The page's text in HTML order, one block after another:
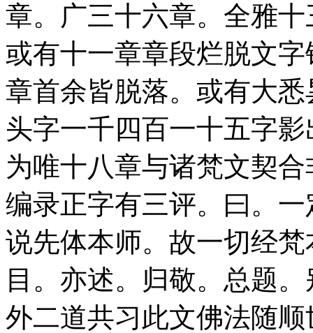
章。广三十六章。全雅
或有十一章章段烂脱文
章首余皆脱落。或有大
头字一千四百一十五字
为唯十八章与诸梵文契
编录正字有三评。曰。
说先体本师。故一切经
目。亦述。归敬。总题
外二道共习此文佛法随